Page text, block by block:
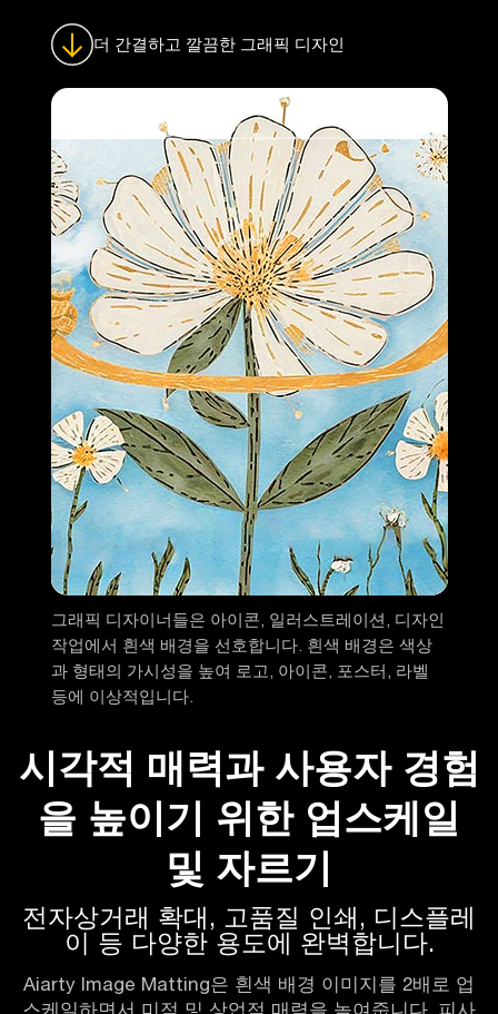
더 간결하고 깔끔한 그래픽 디자인
그래픽 디자이너들은 아이콘, 일러스트레이션, 디자인
작업에서 흰색 배경을 선호합니다. 흰색 배경은 색상
과 형태의 가시성을 높여 로고, 아이콘, 포스터, 라벨
등에 이상적입니다.
시각적 매력과 사용자 경험
을 높이기 위한 업스케일
및 자르기
전자상거래 확대, 고품질 인쇄, 디스플레
이 등 다양한 용도에 완벽합니다.
Aiarty Image Matting은 흰색 배경 이미지를 2배로 업